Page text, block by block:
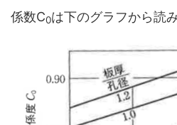
係数C0は下のグラフから読